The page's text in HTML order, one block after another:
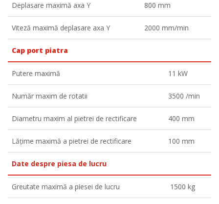
Deplasare maximă axa Y 800 mm
Viteză maximă deplasare axa Y 2000 mm/min
Cap port piatra
Putere maximă 11 kW
Număr maxim de rotatii 3500 /min
Diametru maxim al pietrei de rectificare 400 mm
Lățime maximă a pietrei de rectificare 100 mm
Date despre piesa de lucru
Greutate maximă a piesei de lucru 1500 kg